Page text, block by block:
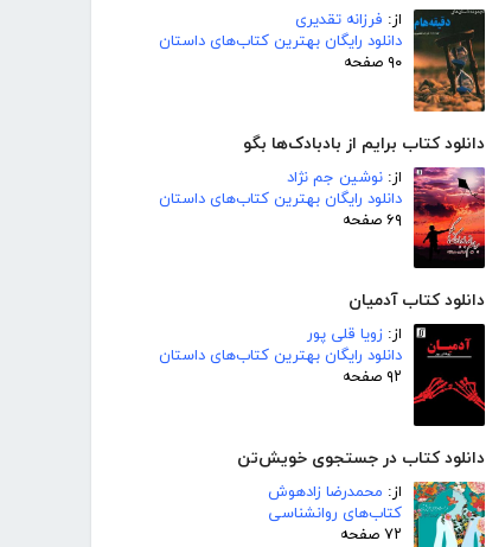
از: فرزانه تقدیری
دانلود رایگان بهترین کتاب‌های داستان
۹۰ صفحه
دانلود کتاب برایم از بادبادک‌ها بگو
از: نوشین جم نژاد
دانلود رایگان بهترین کتاب‌های داستان
۶۹ صفحه
دانلود کتاب آدمیان
از: زویا قلی پور
دانلود رایگان بهترین کتاب‌های داستان
۹۲ صفحه
دانلود کتاب در جستجوی خویش‌تن
از: محمدرضا زادهوش
کتاب‌های روانشناسی
۷۲ صفحه